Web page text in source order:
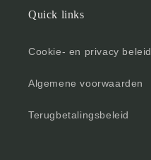
Quick links
Cookie- en privacy beleid
Algemene voorwaarden
Terugbetalingsbeleid